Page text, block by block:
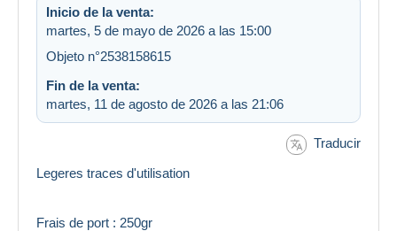
Inicio de la venta:
martes, 5 de mayo de 2026 a las 15:00
Objeto n°2538158615
Fin de la venta:
martes, 11 de agosto de 2026 a las 21:06
Traducir
Legeres traces d'utilisation
Frais de port : 250gr